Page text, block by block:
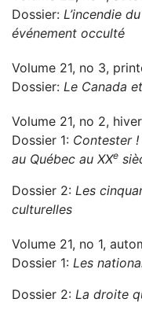
Dossier: L’incendie
événement occulté
Volume 21, no 3,
Dossier: Le Canada
Volume 21, no 2,
Dossier 1: Contester !
au Québec au XXe
Dossier 2: Les
culturelles
Volume 21, no 1,
Dossier 1: Les
Dossier 2: La droite